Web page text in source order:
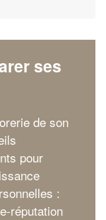
ses
de son
pour
:
réputation